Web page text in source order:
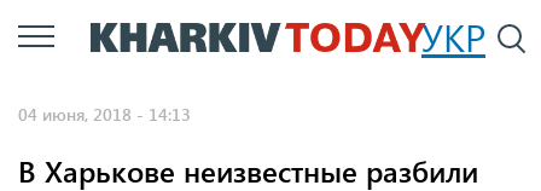
Перейти
к
УКР
04 июня, 2018 - 14:13
В Харькове неизвестные разбили